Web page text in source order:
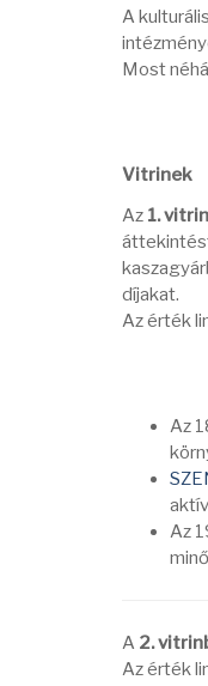
A
Most
Vitrinek
Az 1. vitrin
díjakat.
Az érték
Az
Az
A 2.
Az érték